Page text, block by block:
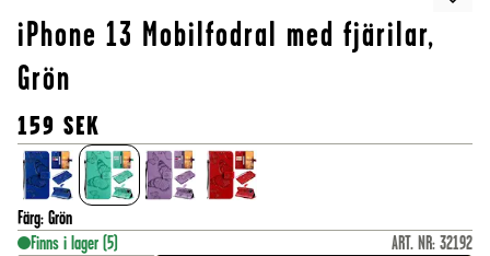
iPhone 13 Mobilfodral med fjärilar,
Grön
159 SEK
Färg: Grön
Finns i lager (5) ART. NR: 32192